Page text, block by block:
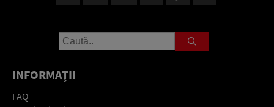
INFORMAŢII
FAQ